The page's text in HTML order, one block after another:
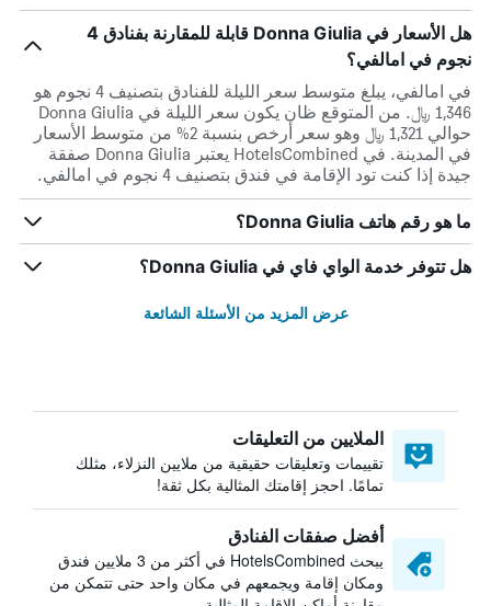
هل الأسعار في Donna Giulia قابلة للمقارنة بفنادق 4
نجوم في امالفي؟
في امالفي، يبلغ متوسط ​​سعر الليلة للفنادق بتصنيف 4 نجوم هو
1,346 ﷼. من المتوقع ظان يكون سعر الليلة في Donna Giulia
حوالي 1,321 ﷼ وهو سعر أرخص بنسبة 2% من متوسط الأسعار
في المدينة. في HotelsCombined يعتبر Donna Giulia صفقة
جيدة إذا كنت تود الإقامة في فندق بتصنيف 4 نجوم في امالفي.
ما هو رقم هاتف Donna Giulia؟
هل تتوفر خدمة الواي فاي في Donna Giulia؟
عرض المزيد من الأسئلة الشائعة
الملايين من التعليقات
تقييمات وتعليقات حقيقية من ملايين النزلاء، مثلك
تمامًا. احجز إقامتك المثالية بكل ثقة!
أفضل صفقات الفنادق
يبحث HotelsCombined في أكثر من 3 ملايين فندق
ومكان إقامة ويجمعهم في مكان واحد حتى تتمكن من